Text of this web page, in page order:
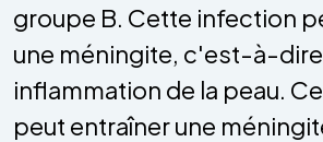
groupe B. Cette infection
une méningite, c'est-à-
inflammation de la peau.
peut entraîner une